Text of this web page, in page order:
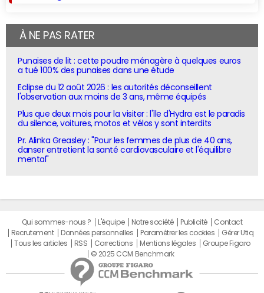
À NE PAS RATER
Punaises de lit : cette poudre ménagère à quelques euros
a tué 100% des punaises dans une étude
Eclipse du 12 août 2026 : les autorités déconseillent
l'observation aux moins de 3 ans, même équipés
Plus que deux mois pour la visiter : l'île d'Hydra est le paradis
du silence, voitures, motos et vélos y sont interdits
Pr. Alinka Greasley : "Pour les femmes de plus de 40 ans,
danser entretient la santé cardiovasculaire et l'équilibre
mental"
Qui sommes-nous ? L'équipe Notre société Publicité
Contact
Recrutement
Données personnelles Paramétrer les cookies
Gérer Utiq
Tous les articles
RSS Corrections Mentions légales
Groupe Figaro
© 2025 CCM Benchmark